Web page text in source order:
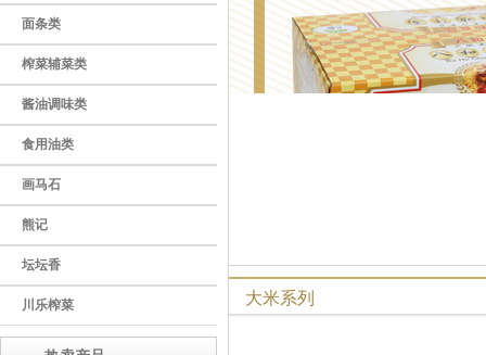
大米系列
面条类
榨菜辅菜类
酱油调味类
食用油类
画马石
熊记
坛坛香
川乐榨菜